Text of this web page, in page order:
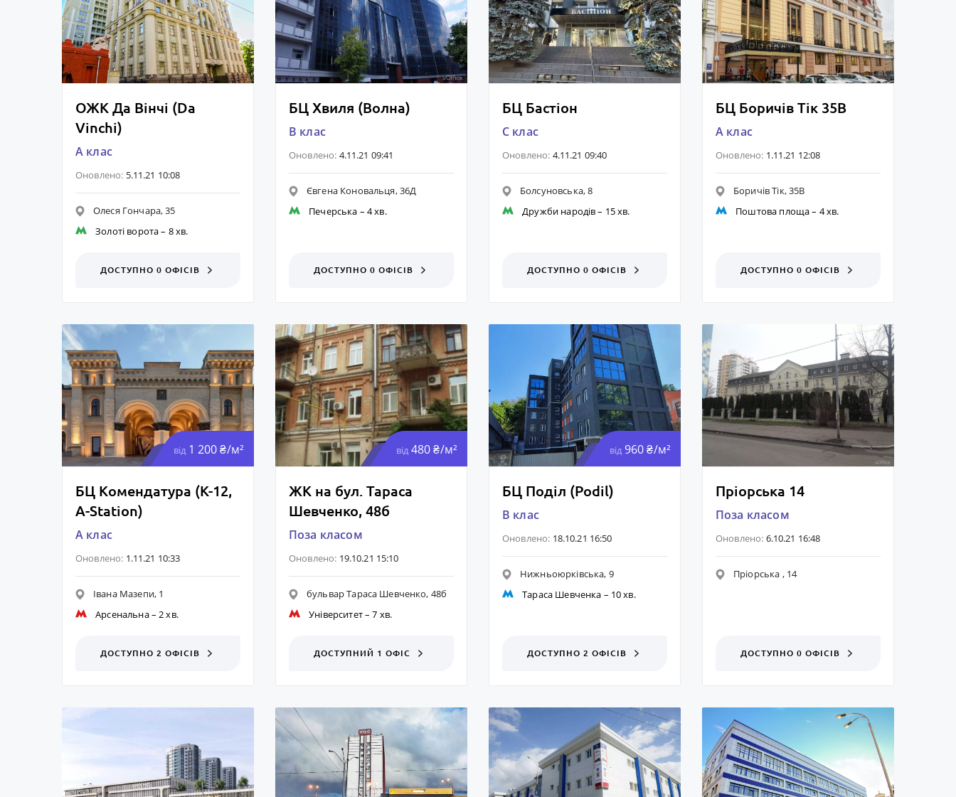
ОЖК Да Вінчі (Da
Vinchi)
A клас
Оновлено: 5.11.21 10:08
Олеся Гончара, 35
Золоті ворота– 8 хв.
ДОСТУПНО 0 ОФІСІВ
БЦ Хвиля (Волна)
B клас
Оновлено: 4.11.21 09:41
Євгена Коновальця, 36Д
Печерська – 4 хв.
ДОСТУПНО 0 ОФІСІВ
БЦ Бастіон
C клас
Оновлено: 4.11.21 09:40
Болсуновська, 8
Дружби народів– 15 хв.
ДОСТУПНО 0 ОФІСІВ
БЦ Боричів Тік 35В
A клас
Оновлено: 1.11.21 12:08
Боричів Тік, 35В
Поштова площа– 4 хв.
ДОСТУПНО 0 ОФІСІВ
від 1 200 ₴/м²
БЦ Комендатура (К-12,
A-Station)
A клас
Оновлено: 1.11.21 10:33
Івана Мазепи, 1
Арсенальна– 2 хв.
ДОСТУПНО 2 ОФІСІВ
від 480 ₴/м²
ЖК на бул. Тараса
Шевченко, 48б
Поза класом
Оновлено: 19.10.21 15:10
бульвар Тараса Шевченко, 48б
Університет– 7 хв.
ДОСТУПНИЙ 1 ОФІС
від 960 ₴/м²
БЦ Поділ (Podil)
B клас
Оновлено: 18.10.21 16:50
Нижньоюрківська, 9
Тараса Шевченка – 10 хв.
ДОСТУПНО 2 ОФІСІВ
Пріорська 14
Поза класом
Оновлено: 6.10.21 16:48
Пріорська , 14
ДОСТУПНО 0 ОФІСІВ